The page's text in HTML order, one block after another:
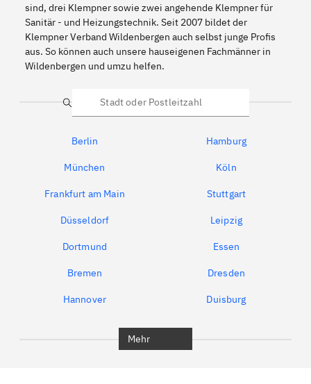
sind, drei Klempner sowie zwei angehende Klempner für
Sanitär - und Heizungstechnik. Seit 2007 bildet der
Klempner Verband Wildenbergen auch selbst junge Profis
aus. So können auch unsere hauseigenen Fachmänner in
Wildenbergen und umzu helfen.
Suche
Berlin Hamburg
München Köln
Frankfurt am Main Stuttgart
Düsseldorf Leipzig
Dortmund Essen
Bremen Dresden
Hannover Duisburg
Mehr